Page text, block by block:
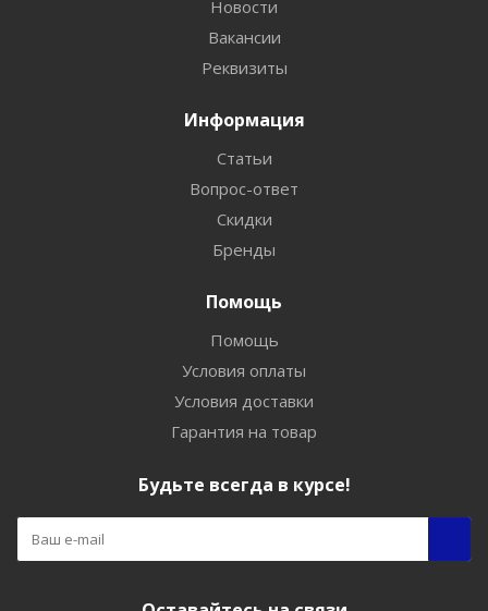
Новости
Вакансии
Реквизиты
Информация
Статьи
Вопрос-ответ
Скидки
Бренды
Помощь
Помощь
Условия оплаты
Условия доставки
Гарантия на товар
Будьте всегда в курсе!